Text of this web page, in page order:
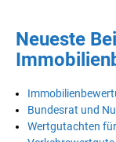
Neueste
Bundesrat und
Wertgutachten